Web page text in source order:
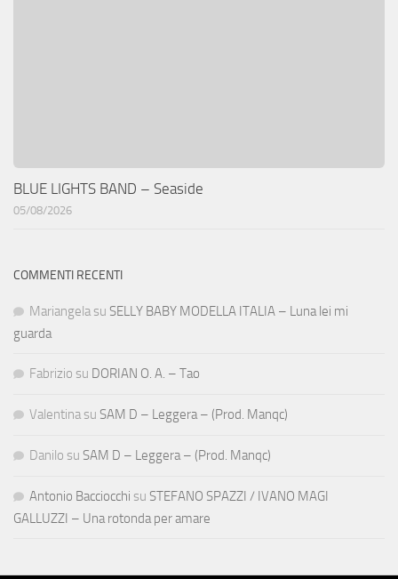
BLUE LIGHTS BAND – Seaside
05/08/2026
COMMENTI RECENTI
Mariangela su SELLY BABY MODELLA ITALIA – Luna lei mi
guarda
Fabrizio su DORIAN O. A. – Tao
Valentina su SAM D – Leggera – (Prod. Manqc)
Danilo su SAM D – Leggera – (Prod. Manqc)
Antonio Bacciocchi su STEFANO SPAZZI / IVANO MAGI
GALLUZZI – Una rotonda per amare